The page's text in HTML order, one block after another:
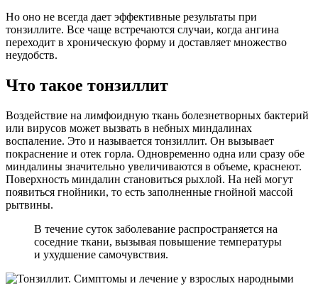
Но оно не всегда дает эффективные результаты при
тонзиллите. Все чаще встречаются случаи, когда ангина
переходит в хроническую форму и доставляет множество
неудобств.
Что такое тонзиллит
Воздействие на лимфоидную ткань болезнетворных бактерий
или вирусов может вызвать в небных миндалинах
воспаление. Это и называется тонзиллит. Он вызывает
покраснение и отек горла. Одновременно одна или сразу обе
миндалины значительно увеличиваются в объеме, краснеют.
Поверхность миндалин становиться рыхлой. На ней могут
появиться гнойники, то есть заполненные гнойной массой
рытвины.
В течение суток заболевание распространяется на
соседние ткани, вызывая повышение температуры
и ухудшение самочувствия.